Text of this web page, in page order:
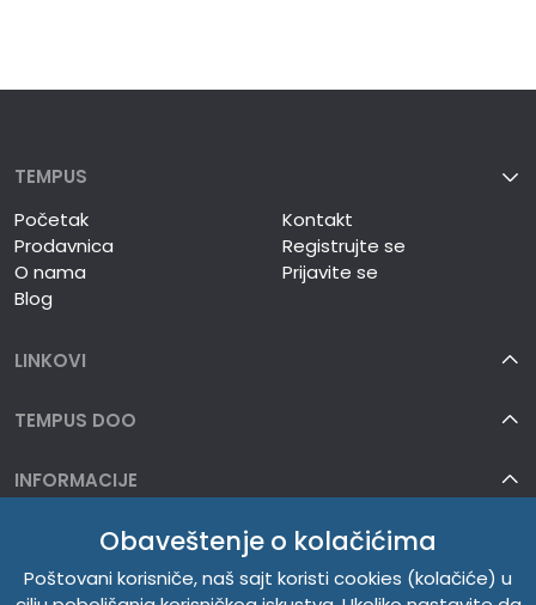
TEMPUS
Početak
Prodavnica
O nama
Blog
Kontakt
Registrujte se
Prijavite se
LINKOVI
TEMPUS DOO
INFORMACIJE
Obaveštenje o kolačićima
Poštovani korisniče, naš sajt koristi cookies (kolačiće) u